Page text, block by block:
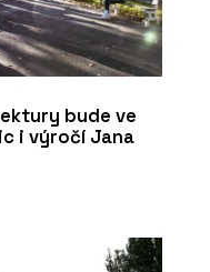
- Franke
bude ve
i výročí Jana